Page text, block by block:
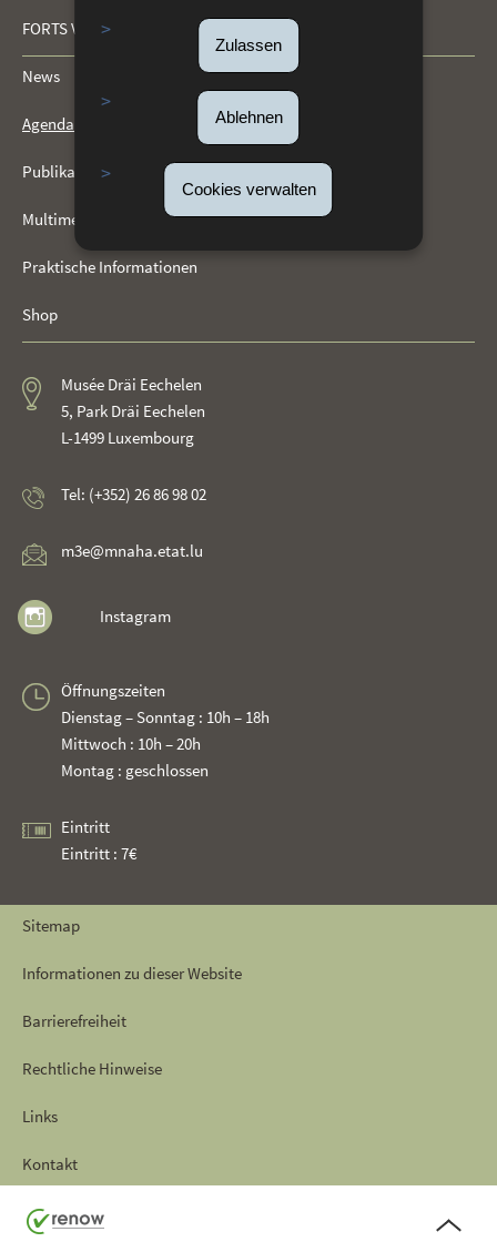
Zulassen
Ablehnen
Cookies verwalten
FORTS VON KIRCHBERG
News
Agenda
Publikationen
Multimedia-Galerie
Praktische Informationen
Shop
Musée Dräi Eechelen
5, Park Dräi Eechelen
L-1499 Luxembourg
Tel: (+352) 26 86 98 02
m3e@mnaha.etat.lu
Instagram
Öffnungszeiten
Dienstag – Sonntag : 10h – 18h
Mittwoch : 10h – 20h
Montag : geschlossen
Eintritt
Eintritt : 7€
Sitemap
Informationen zu dieser Website
Barrierefreiheit
Rechtliche Hinweise
Links
Kontakt